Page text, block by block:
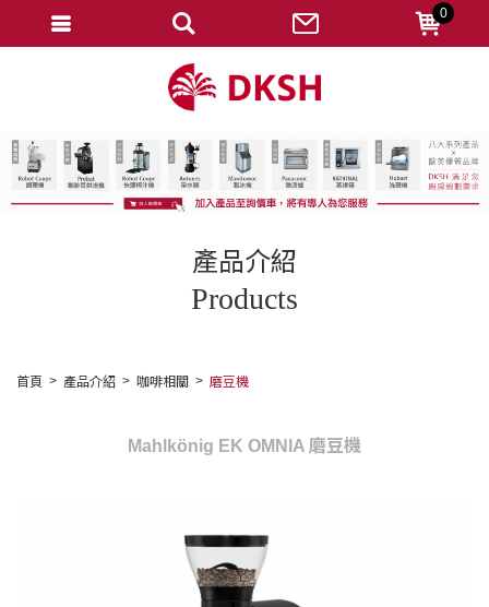
產品介紹
Products
首頁 產品介紹 咖啡相關 磨豆機
Mahlkönig EK OMNIA 磨豆機
0
忘記密碼
變更密碼